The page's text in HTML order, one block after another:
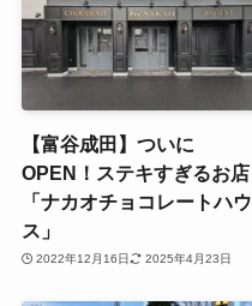
【富谷成田】ついに
OPEN！ステキすぎるお店
「ナカオチョコレートハウ
ス」
2022年12月16日 2025年4月23日